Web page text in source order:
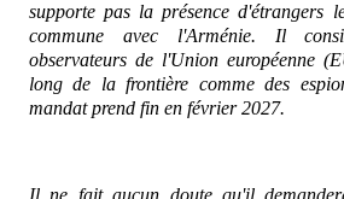
supporte pas la présence d'étrangers
commune avec l'Arménie. Il
observateurs de l'Union européenne
long de la frontière comme des
mandat prend fin en février 2027.
Il ne fait aucun doute qu'il